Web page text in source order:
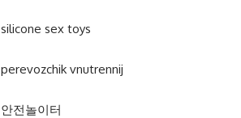
silicone sex toys
perevozchik vnutrennij
안전놀이터